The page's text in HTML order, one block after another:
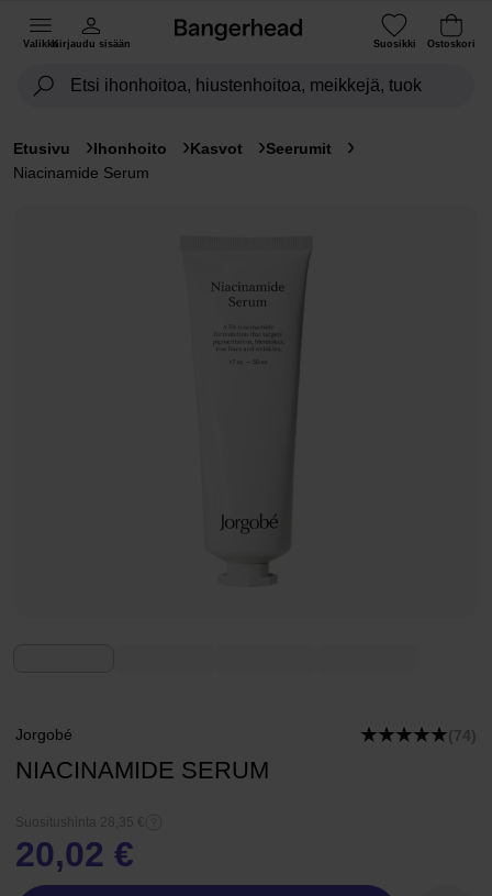
ValikkoKirjaudu sisään Suosikki Ostoskori
Etusivu Ihonhoito Kasvot
Seerumit
Niacinamide Serum
Jorgobé (74)
NIACINAMIDE SERUM
Suositushinta 28,35 €
20,02 €